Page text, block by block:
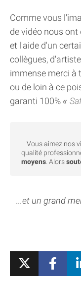
Comme vous
de vidéo nous
et l'aide d'un
collègues,
immense merci à
ou de loin à ce
garanti 100%
Vous aimez nos
qualité
moyens . Alors
...et un grand